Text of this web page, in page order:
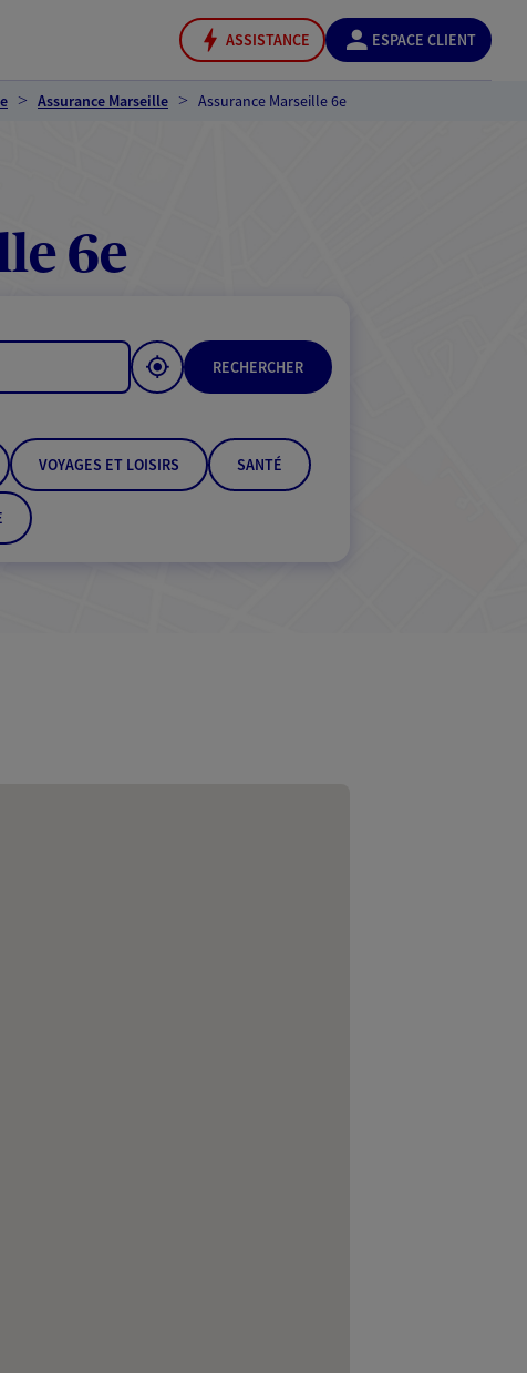
ASSISTANCE ESPACE CLIENT
Assurance Marseille Assurance Marseille 6e
6e
RECHERCHER
VOYAGES ET LOISIRS SANTÉ